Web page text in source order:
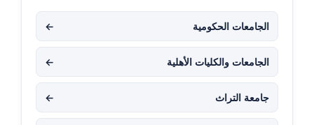
الجامعات الحكومية ←
الجامعات والكليات الأهلية ←
جامعة التراث ←